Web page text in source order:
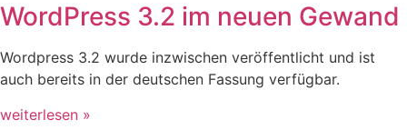
WordPress 3.2 im neuen Gewand
Wordpress 3.2 wurde inzwischen veröffentlicht und ist
auch bereits in der deutschen Fassung verfügbar.
weiterlesen »